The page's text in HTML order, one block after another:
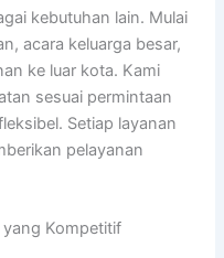
kebutuhan lain. Mulai
acara keluarga besar,
ke luar kota. Kami
sesuai permintaan
Setiap layanan
pelayanan
yang Kompetitif